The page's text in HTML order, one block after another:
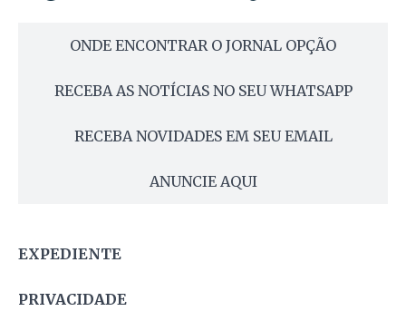
ONDE ENCONTRAR O JORNAL OPÇÃO
RECEBA AS NOTÍCIAS NO SEU WHATSAPP
RECEBA NOVIDADES EM SEU EMAIL
ANUNCIE AQUI
EXPEDIENTE
PRIVACIDADE